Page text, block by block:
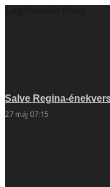
Salve Regina-
27 máj 07:15